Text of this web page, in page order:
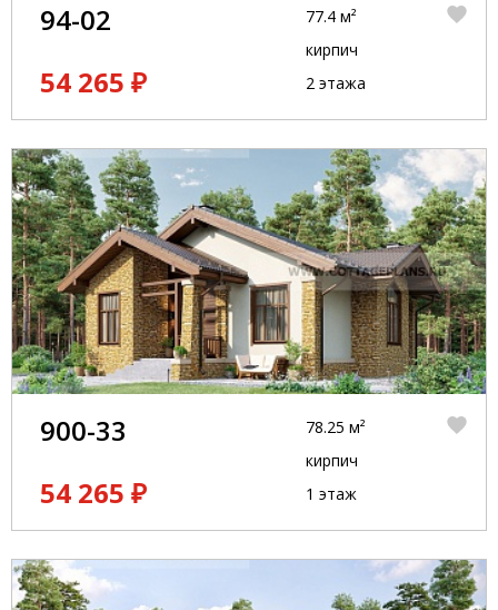
94-02
54 265 ₽
77.4 м²
кирпич
2 этажа
900-33
54 265 ₽
78.25 м²
кирпич
1 этаж